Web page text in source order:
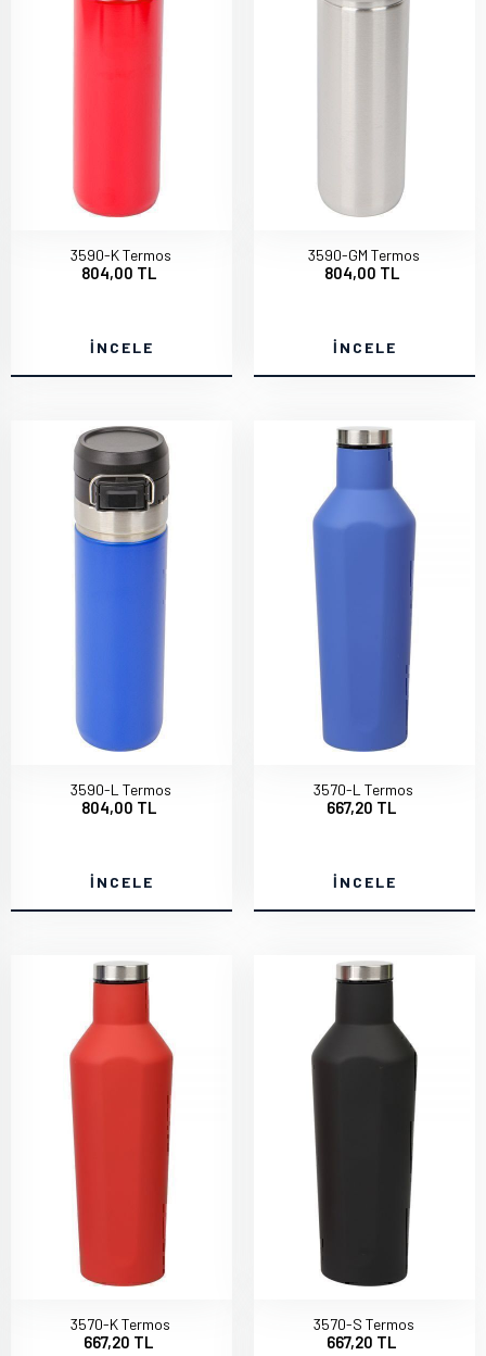
3590-K Termos
804,00 TL
İNCELE
3590-GM Termos
804,00 TL
İNCELE
3590-L Termos
804,00 TL
İNCELE
3570-L Termos
667,20 TL
İNCELE
3570-K Termos
667,20 TL
3570-S Termos
667,20 TL